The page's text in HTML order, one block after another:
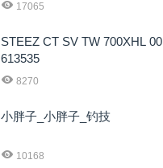
17065
STEEZ CT SV TW 700XHL 00
613535
8270
小胖子_小胖子_钓技
10168